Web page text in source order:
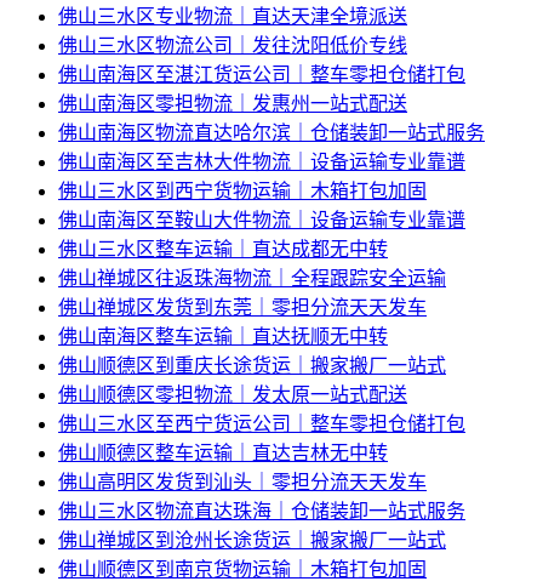
佛山三水区专业物流｜直达天津全境派送
佛山三水区物流公司｜发往沈阳低价专线
佛山南海区至湛江货运公司｜整车零担仓储打包
佛山南海区零担物流｜发惠州一站式配送
佛山南海区物流直达哈尔滨｜仓储装卸一站式服务
佛山南海区至吉林大件物流｜设备运输专业靠谱
佛山三水区到西宁货物运输｜木箱打包加固
佛山南海区至鞍山大件物流｜设备运输专业靠谱
佛山三水区整车运输｜直达成都无中转
佛山禅城区往返珠海物流｜全程跟踪安全运输
佛山禅城区发货到东莞｜零担分流天天发车
佛山南海区整车运输｜直达抚顺无中转
佛山顺德区到重庆长途货运｜搬家搬厂一站式
佛山顺德区零担物流｜发太原一站式配送
佛山三水区至西宁货运公司｜整车零担仓储打包
佛山顺德区整车运输｜直达吉林无中转
佛山高明区发货到汕头｜零担分流天天发车
佛山三水区物流直达珠海｜仓储装卸一站式服务
佛山禅城区到沧州长途货运｜搬家搬厂一站式
佛山顺德区到南京货物运输｜木箱打包加固